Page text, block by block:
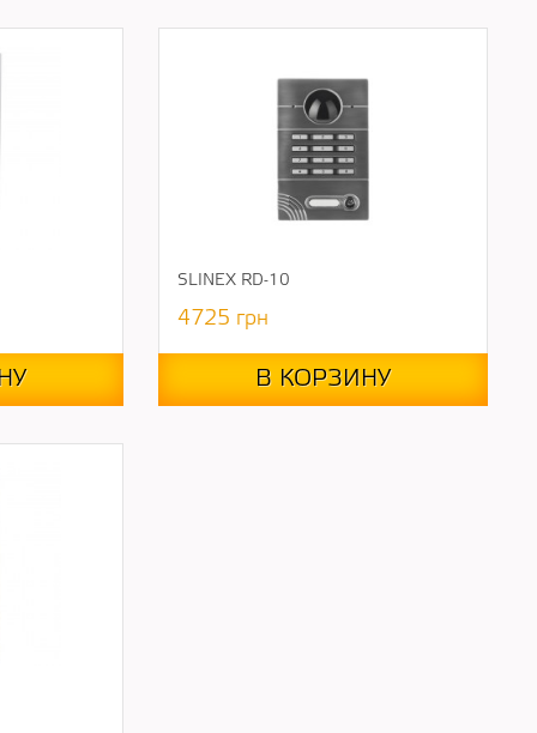
SLINEX RD-10
4725 грн
В КОРЗИНУ